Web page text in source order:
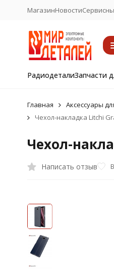
МагазинНовости
РадиодеталиЗапчасти
Главная Аксессуары
Чехол-накладка Litchi
Чехол-
Написать отзыв